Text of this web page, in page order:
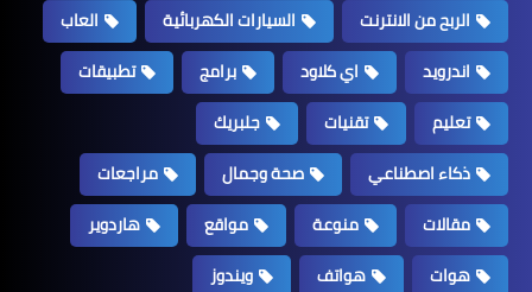
الربح من الانترنت
السيارات الكهربائية
العاب
اندرويد
اي كلاود برامج
تطبيقات
تعليم
تقنيات
جلبريك
ذكاء اصطناعي
صحة وجمال
مراجعات
مقالات
منوعة مواقع
هاردوير
هوات
هواتف
ويندوز